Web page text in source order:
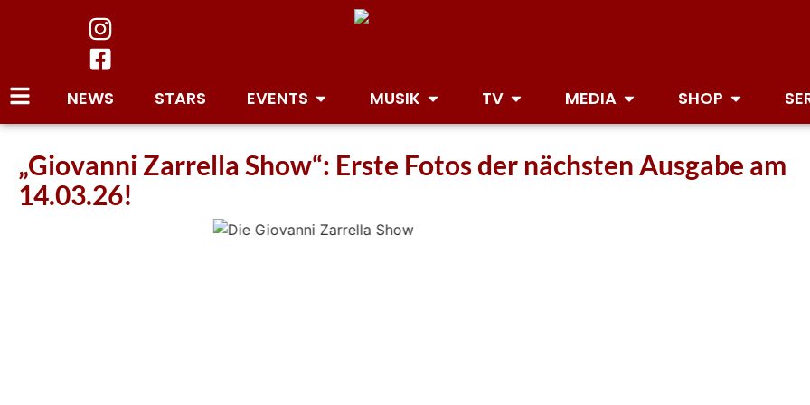
NEWS STARS EVENTS MUSIK TV MEDIA SHOP
„Giovanni Zarrella Show“: Erste Fotos der nächsten Ausgabe am
14.03.26!